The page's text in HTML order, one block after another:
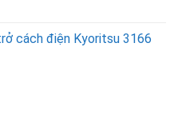
cách điện Kyoritsu 3166